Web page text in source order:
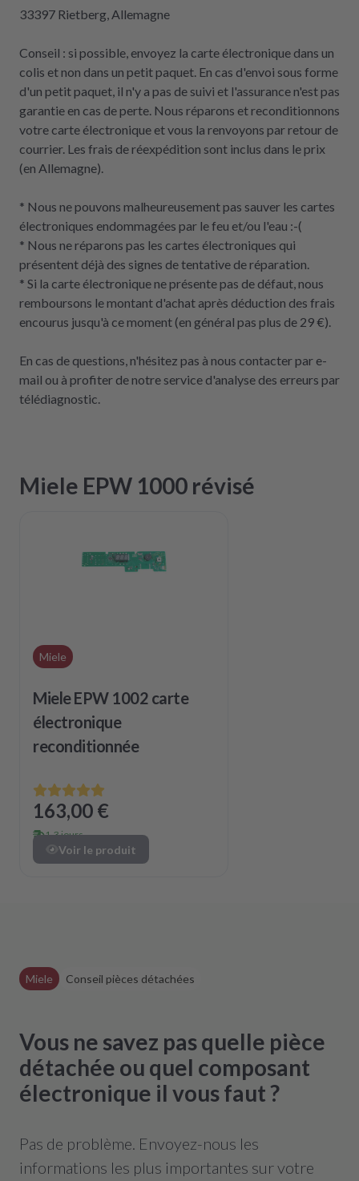
33397 Rietberg, Allemagne
Conseil : si possible, envoyez la carte électronique dans un
colis et non dans un petit paquet. En cas d'envoi sous forme
d'un petit paquet, il n'y a pas de suivi et l'assurance n'est pas
garantie en cas de perte. Nous réparons et reconditionnons
votre carte électronique et vous la renvoyons par retour de
courrier. Les frais de réexpédition sont inclus dans le prix
(en Allemagne).
* Nous ne pouvons malheureusement pas sauver les cartes
électroniques endommagées par le feu et/ou l'eau :-(
* Nous ne réparons pas les cartes électroniques qui
présentent déjà des signes de tentative de réparation.
* Si la carte électronique ne présente pas de défaut, nous
remboursons le montant d'achat après déduction des frais
encourus jusqu'à ce moment (en général pas plus de 29 €).
En cas de questions, n'hésitez pas à nous contacter par e-
mail ou à profiter de notre service d'analyse des erreurs par
télédiagnostic.
Miele EPW 1000 révisé
Miele
Miele EPW 1002 carte
électronique
reconditionnée
163,00 €
1-3 jours
Voir le produit
Miele Conseil pièces détachées
Vous ne savez pas quelle pièce
détachée ou quel composant
électronique il vous faut ?
Pas de problème. Envoyez-nous les
informations les plus importantes sur votre